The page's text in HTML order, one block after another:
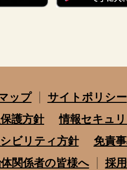
ップ
サイトポリシー
護方針
情報セキュ
ビリティ方針
免責
関係者の皆様へ
採